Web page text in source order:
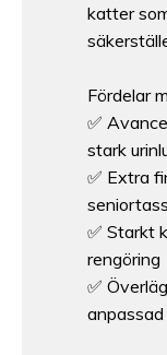
katter
Fördelar
✅
stark
✅ Extra
✅ Starkt
rengöring
✅